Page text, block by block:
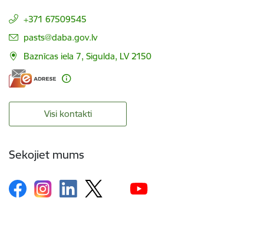
+371 67509545
E-pasts:
pasts@daba.gov.lv
Baznīcas iela 7, Sigulda, LV 2150
Visi kontakti
Sekojiet mums